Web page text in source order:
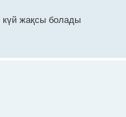
күй жақсы болады